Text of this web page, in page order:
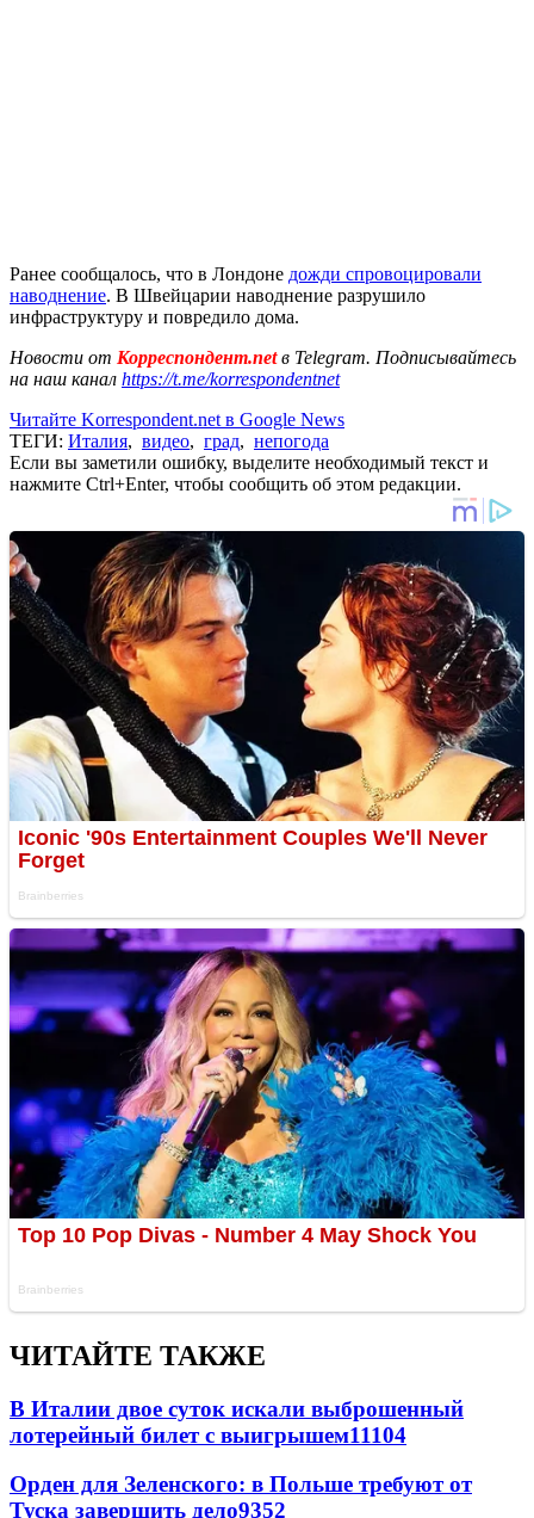
Ранее сообщалось, что в Лондоне дожди спровоцировали
наводнение. В Швейцарии наводнение разрушило
инфраструктуру и повредило дома.
Новости от Корреспондент.netв Telegram. Подписывайтесь
на наш канал https://t.me/korrespondentnet
Читайте Korrespondent.net в Google News
ТЕГИ: Италия, видео, град, непогода
Если вы заметили ошибку, выделите необходимый текст и
нажмите Ctrl+Enter, чтобы сообщить об этом редакции.
ЧИТАЙТЕ ТАКЖЕ
В Италии двое суток искали выброшенный
лотерейный билет с выигрышем11104
Орден для Зеленского: в Польше требуют от
Туска завершить дело9352